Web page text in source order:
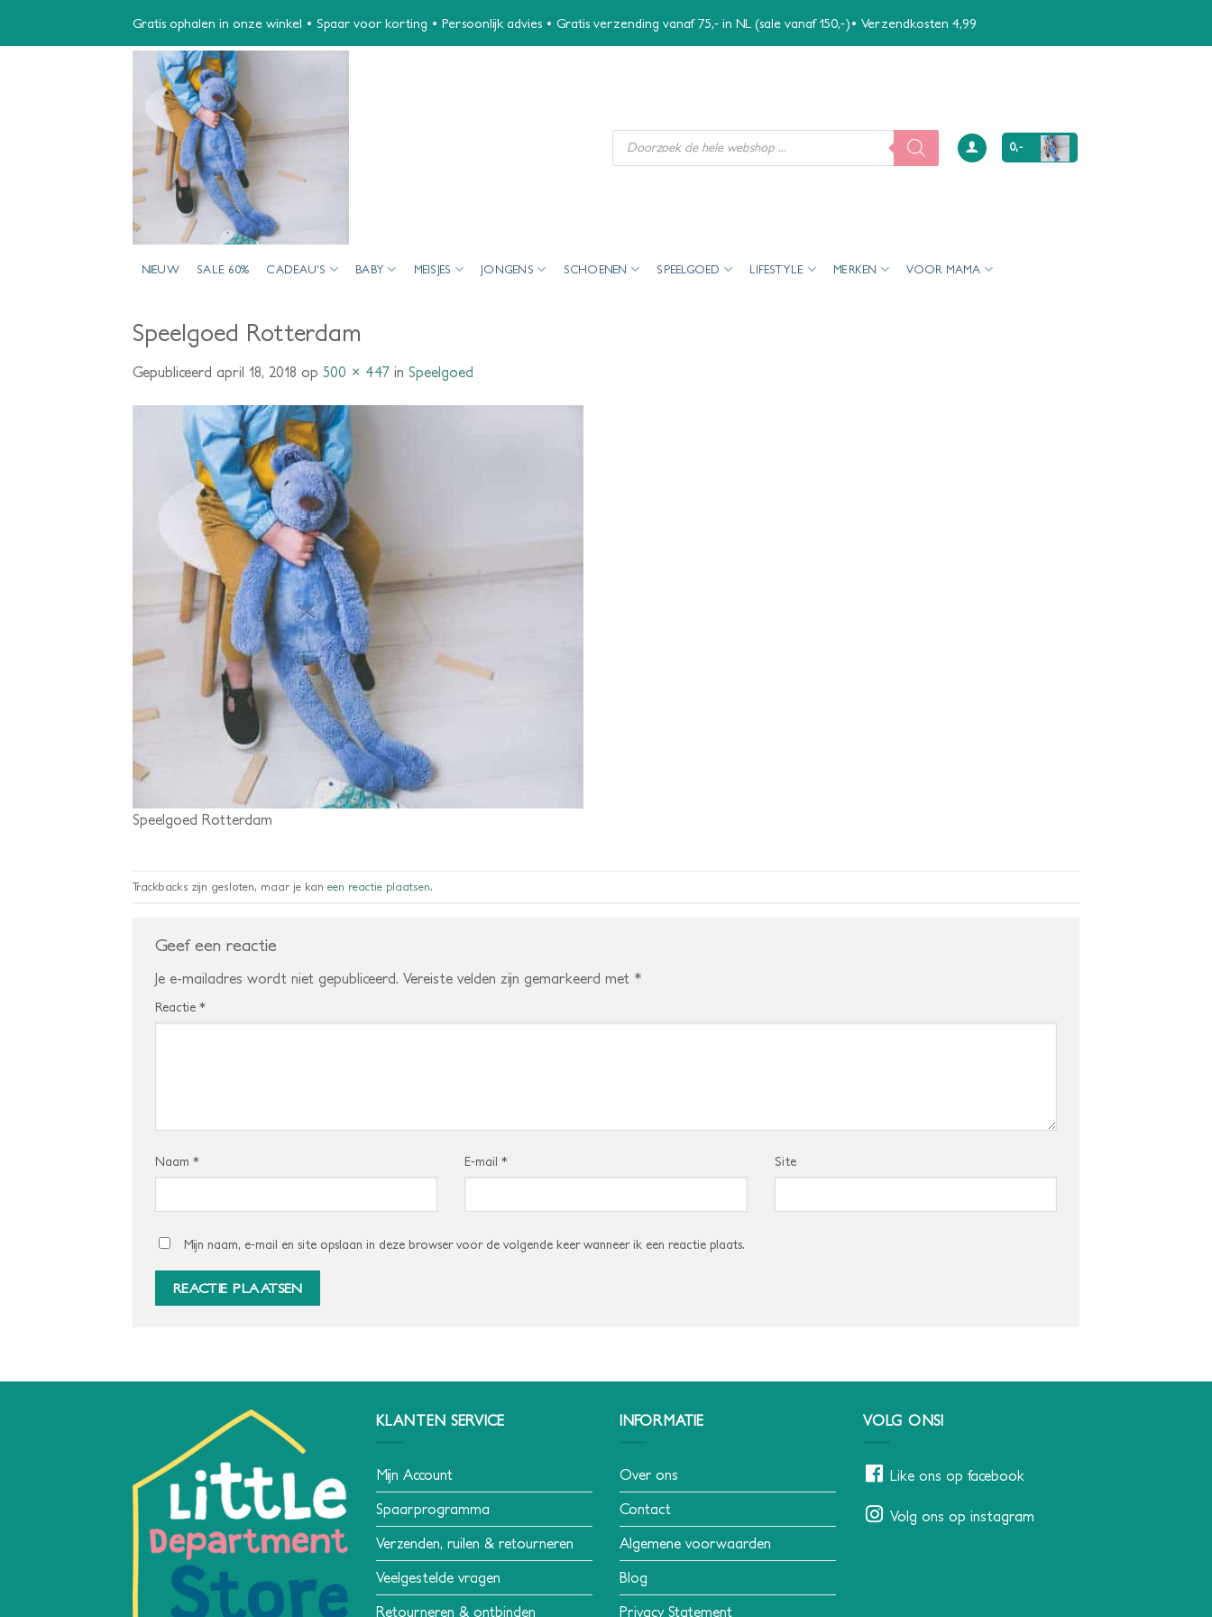
Gratis ophalen in onze winkel • Spaar voor korting • Persoonlijk advies • Gratis verzending vanaf 75,- in NL (sale vanaf 150,-)• Verzendkosten 4,99
Producten
zoeken
0,-
NIEUW SALE 60% CADEAU’S BABY MEISJES JONGENS SCHOENEN SPEELGOED LIFESTYLE MERKEN VOOR MAMA
Speelgoed Rotterdam
Gepubliceerd april 18, 2018 op 500 × 447 in Speelgoed
Speelgoed Rotterdam
Trackbacks zijn gesloten, maar je kan een reactie plaatsen.
Geef een reactie
Je e-mailadres wordt niet gepubliceerd. Vereiste velden zijn gemarkeerd met *
Reactie *
Naam * E-mail* Site
Mijn naam, e-mail en site opslaan in deze browser voor de volgende keer wanneer ik een reactie plaats.
KLANTEN SERVICE
Mijn Account
Spaarprogramma
Verzenden, ruilen & retourneren
Veelgestelde vragen
Retourneren & ontbinden
INFORMATIE
Over ons
Contact
Algemene voorwaarden
Blog
Privacy Statement
VOLG ONS!
Like ons op facebook
Volg ons op instagram